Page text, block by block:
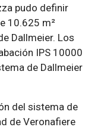
pudo definir
10.625 m²
Dallmeier. Los
IPS 10000
de Dallmeier
del sistema de
de Veronafiere